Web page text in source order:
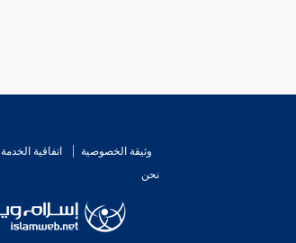
وثيقة الخصوصية اتفاقية الخدمة
نحن